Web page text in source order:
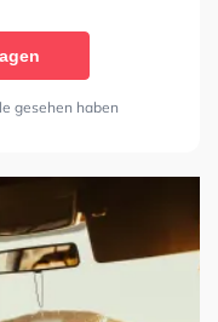
gesehen haben